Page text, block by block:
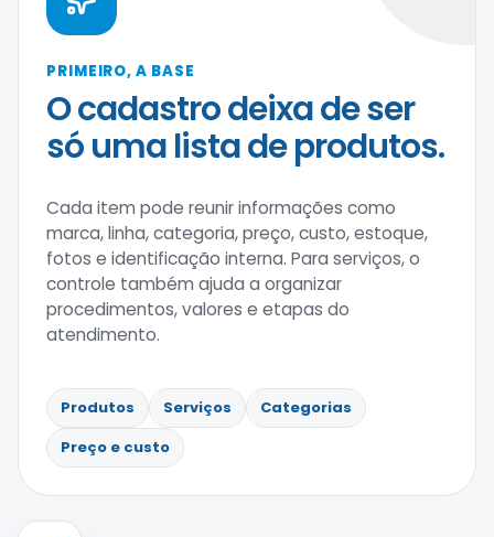
PRIMEIRO, A BASE
O cadastro deixa de ser
só uma lista de produtos.
Cada item pode reunir informações como
marca, linha, categoria, preço, custo, estoque,
fotos e identificação interna. Para serviços, o
controle também ajuda a organizar
procedimentos, valores e etapas do
atendimento.
Produtos Serviços
Categorias
Preço e custo